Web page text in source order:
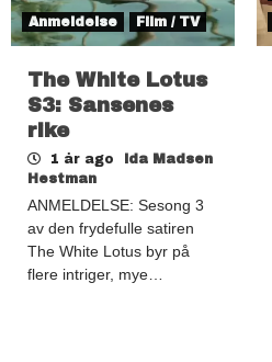
Anmeldelse Film / TV
The White Lotus
S3: Sansenes
rike
1 år ago
Ida Madsen
Hestman
ANMELDELSE: Sesong 3
av den frydefulle satiren
The White Lotus byr på
flere intriger, mye…